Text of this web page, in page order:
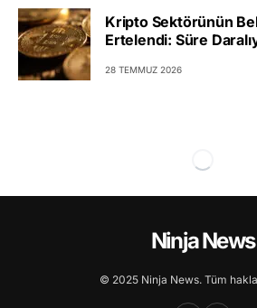
Kripto Sektörünün
Ertelendi: Süre
28 TEMMUZ 2026
Ninja News
© 2025 Ninja News. Tüm